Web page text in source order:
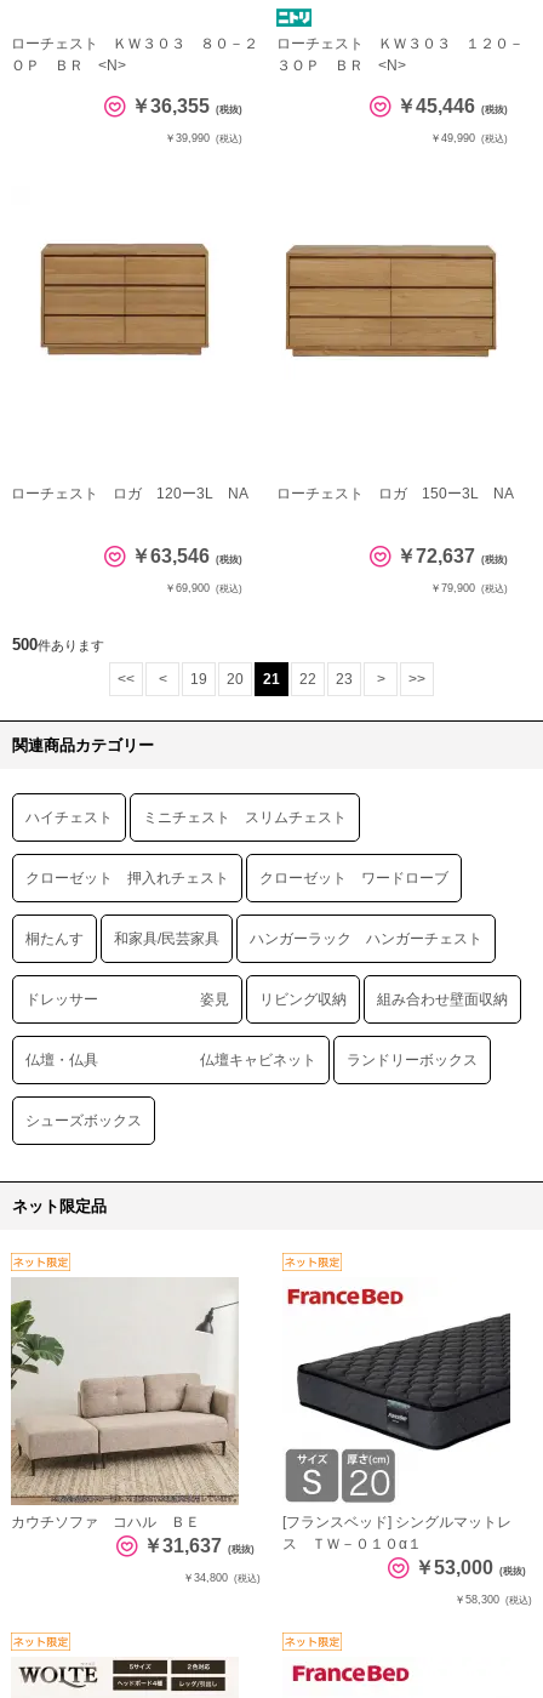
ローチェスト ＫＷ３０３ ８０－２
ＯＰ ＢＲ <N>
￥36,355 (税抜)
￥39,990 (税込)
ローチェスト ＫＷ３０３ １２０－
３ＯＰ ＢＲ <N>
￥45,446 (税抜)
￥49,990 (税込)
ローチェスト ロガ 120ー3L NA
￥63,546 (税抜)
￥69,900 (税込)
ローチェスト ロガ 150ー3L NA
￥72,637 (税抜)
￥79,900 (税込)
500件あります
<< < 19 20 21 22 23 > >>
関連商品カテゴリー
ハイチェスト ミニチェスト スリムチェスト
クローゼット 押入れチェスト クローゼット ワードローブ
桐たんす 和家具/民芸家具 ハンガーラック ハンガーチェスト
ドレッサー 姿見 リビング収納 組み合わせ壁面収納
仏壇・仏具 仏壇キャビネット ランドリーボックス
シューズボックス
ネット限定品
カウチソファ コハル ＢＥ
￥31,637 (税抜)
￥34,800 (税込)
[フランスベッド] シングルマットレ
ス ＴＷ－０１０α１
￥53,000 (税抜)
￥58,300 (税込)